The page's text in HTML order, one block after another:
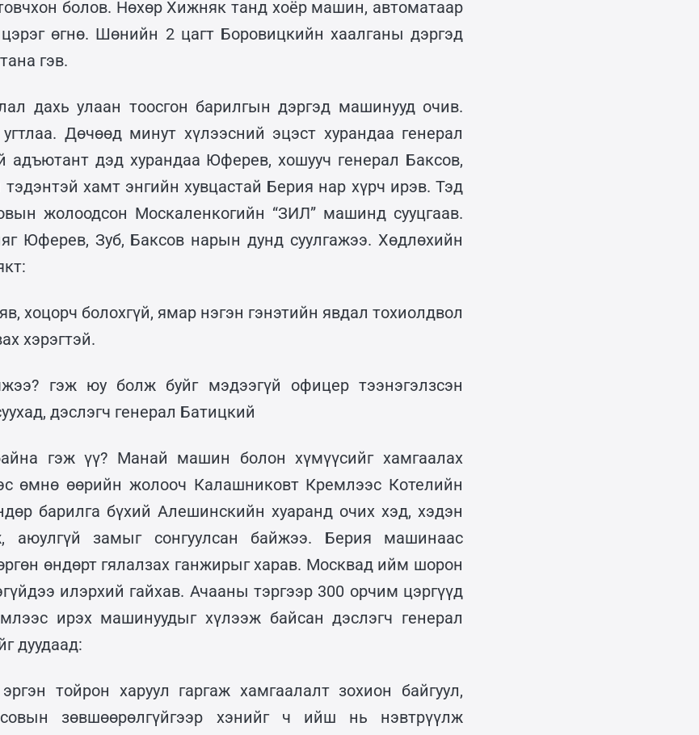
болов. Нөхөр Хижняк танд хоёр машин, автоматаар
цэрэг өгнө. Шөнийн 2 цагт Боровицкийн хаалганы дэргэд
гэв.
дахь улаан тоосгон барилгын дэргэд машинууд очив.
Дөчөөд минут хүлээсний эцэст хурандаа генерал
адъютант дэд хурандаа Юферев, хошууч генерал Баксов,
хамт энгийн хувцастай Берия нар хүрч ирэв. Тэд
жолоодсон Москаленкогийн “ЗИЛ” машинд сууцгаав.
Юферев, Зуб, Баксов нарын дунд суулгажээ. Хөдлөхийн
хоцорч болохгүй, ямар нэгэн гэнэтийн явдал тохиолдвол
хэрэгтэй.
гэж юу болж буйг мэдээгүй офицер тээнэгэлзсэн
дэслэгч генерал Батицкий
гэж үү? Манай машин болон хүмүүсийг хамгаалах
өмнө өөрийн жолооч Калашниковт Кремлээс Котелийн
барилга бүхий Алешинскийн хуаранд очих хэд, хэдэн
аюулгүй замыг сонгуулсан байжээ. Берия машинаас
өргөн өндөрт гялалзах ганжирыг харав. Москвад ийм шорон
илэрхий гайхав. Ачааны тэргээр 300 орчим цэргүүд
ирэх машинуудыг хүлээж байсан дэслэгч генерал
дуудаад:
тойрон харуул гаргаж хамгаалалт зохион байгуул,
зөвшөөрөлгүйгээр хэнийг ч ийш нь нэвтрүүлж